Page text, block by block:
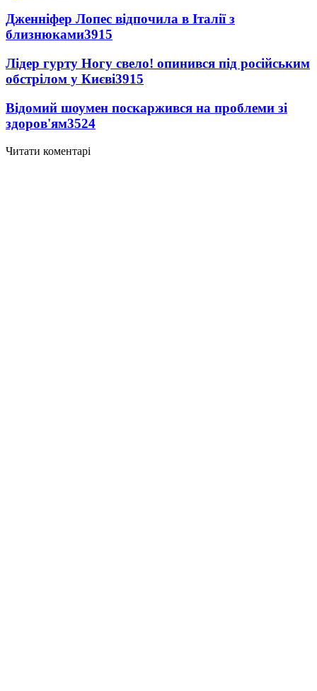
Дженніфер Лопес відпочила в Італії з
близнюками3915
Лідер гурту Ногу свело! опинився під російським
обстрілом у Києві3915
Відомий шоумен поскаржився на проблеми зі
здоров'ям3524
Читати коментарі